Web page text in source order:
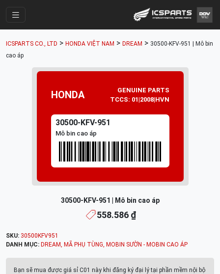
Parts Catalogue
Mã Phụ Tùng
Tài khoản
ICSPARTS CO., LTD > HONDA VIỆT NAM > DREAM > 30500-KFV-951 | Mô bin
cao áp
HONDA
GENUINE PARTS
TCCS: 01|2008|HVN
30500-KFV-951
Mô bin cao áp
30500-KFV-951 | Mô bin cao áp
558.586 ₫
SKU: 30500KFV951
DANH MỤC: DREAM, MÃ PHỤ TÙNG, MOBIN SƯỜN - MOBIN CAO ÁP
Bạn sẽ mua được giá sỉ C01 này khi đăng ký đại lý tại phần mềm nội bộ